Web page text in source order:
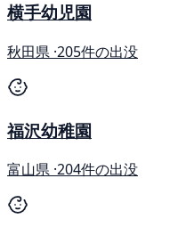
横手幼児園
秋田県 ·205件の出没
福沢幼稚園
富山県 ·204件の出没